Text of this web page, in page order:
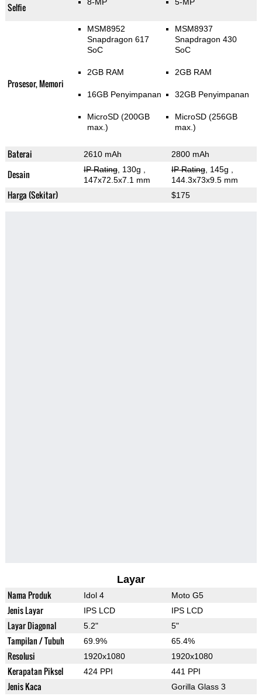
Selfie
Prosesor, Memori
MSM8952
Snapdragon 617
SoC
2GB RAM
16GB Penyimpanan
MicroSD (200GB
max.)
MSM8937
Snapdragon 430
SoC
2GB RAM
32GB Penyimpanan
MicroSD (256GB
max.)
Baterai 2610 mAh 2800 mAh
Desain IP Rating, 130g
147x72.5x7.1 mm
IP Rating, 145g
144.3x73x9.5 mm
Harga (Sekitar) $175
Layar
Nama Produk Idol 4 Moto G5
Jenis Layar IPS LCD IPS LCD
Layar Diagonal 5.2" 5"
Tampilan / Tubuh 69.9% 65.4%
Resolusi 1920x1080 1920x1080
Kerapatan Piksel 424 PPI 441 PPI
Jenis Kaca Gorilla Glass 3